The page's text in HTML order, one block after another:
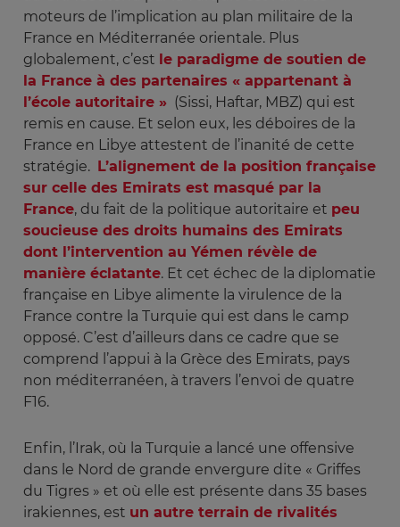
moteurs de l’implication au plan militaire de la
France en Méditerranée orientale. Plus
globalement, c’est le paradigme de soutien de
la France à des partenaires « appartenant à
l’école autoritaire » (Sissi, Haftar, MBZ) qui est
remis en cause. Et selon eux, les déboires de la
France en Libye attestent de l’inanité de cette
stratégie.
L’alignement de la position française
sur celle des Emirats est masqué par la
France, du fait de la politique autoritaire et peu
soucieuse des droits humains des Emirats
dont l’intervention au Yémen révèle de
manière éclatante. Et cet échec de la diplomatie
française en Libye alimente la virulence de la
France contre la Turquie qui est dans le camp
opposé. C’est d’ailleurs dans ce cadre que se
comprend l’appui à la Grèce des Emirats, pays
non méditerranéen, à travers l’envoi de quatre
F16.
Enfin, l’Irak, où la Turquie a lancé une offensive
dans le Nord de grande envergure dite « Griffes
du Tigres » et où elle est présente dans 35 bases
irakiennes, est un autre terrain de rivalités